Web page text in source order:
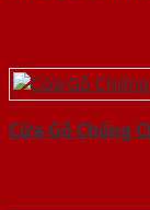
Cửa Gỗ Chống